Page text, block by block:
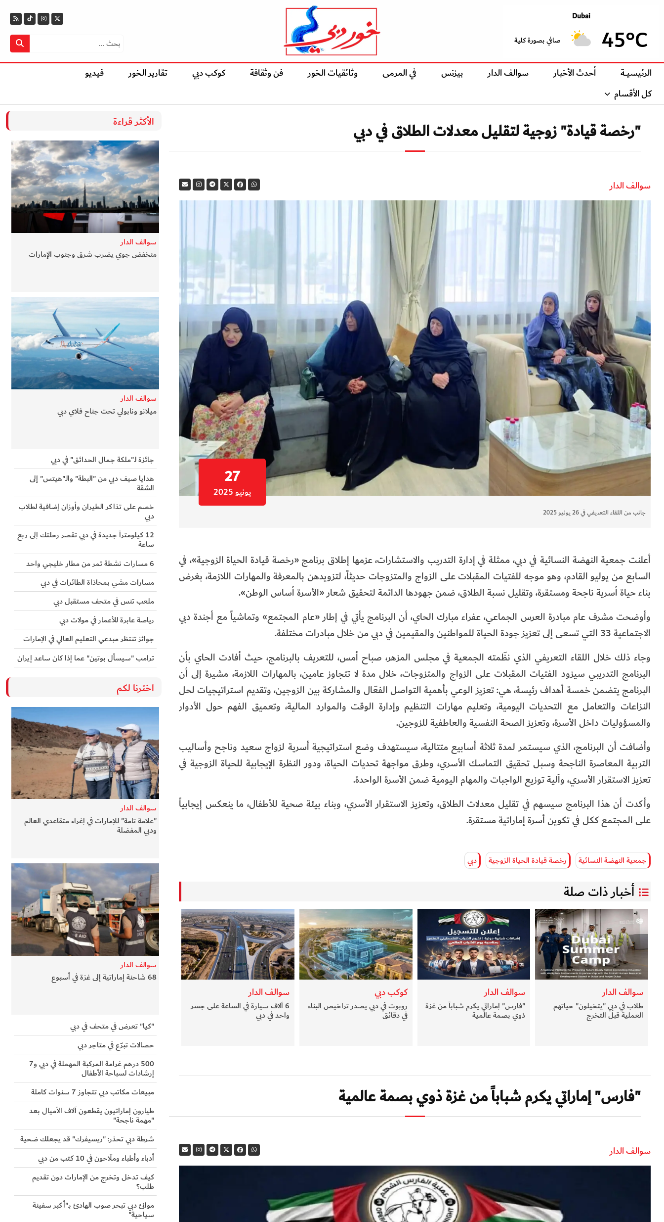
Dubai
45°C صافي بصورة كلية
الرئيسيــة أحدث الأخبار سوالف الدار بيزنس في المرمى وثائقيات الخور فن وثقافة كوكب دبي تقارير الخور
فيديو
كل الأقسام
"رخصة قيادة" زوجية لتقليل معدلات الطلاق في دبي
سوالف الدار
27
يونيو 2025
جانب من اللقاء التعريفي في 26 يونيو 2025
أعلنت جمعية النهضة النسائية في دبي، ممثلة في إدارة التدريب والاستشارات، عزمها إطلاق برنامج «رخصة قيادة الحياة الزوجية»، في
السابع من يوليو القادم، وهو موجه للفتيات المقبلات على الزواج والمتزوجات حديثاً، لتزويدهن بالمعرفة والمهارات اللازمة، بغرض
بناء حياة أسرية ناجحة ومستقرة، وتقليل نسبة الطلاق، ضمن جهودها الدائمة لتحقيق شعار «الأسرة أساس الوطن».
وأوضحت مشرف عام مبادرة العرس الجماعي، عفراء مبارك الحاي، أن البرنامج يأتي في إطار «عام المجتمع» وتماشياً مع أجندة دبي
الاجتماعية 33 التي تسعى إلى تعزيز جودة الحياة للمواطنين والمقيمين في دبي من خلال مبادرات مختلفة.
وجاء ذلك خلال اللقاء التعريفي الذي نظّمته الجمعية في مجلس المزهر، صباح أمس، للتعريف بالبرنامج، حيث أفادت الحاي بأن
البرنامج التدريبي سيزود الفتيات المقبلات على الزواج والمتزوجات، خلال مدة لا تتجاوز عامين، بالمهارات اللازمة، مشيرة إلى أن
البرنامج يتضمن خمسة أهداف رئيسة، هي: تعزيز الوعي بأهمية التواصل الفعّال والمشاركة بين الزوجين، وتقديم استراتيجيات لحل
النزاعات والتعامل مع التحديات اليومية، وتعليم مهارات التنظيم وإدارة الوقت والموارد المالية، وتعميق الفهم حول الأدوار
والمسؤوليات داخل الأسرة، وتعزيز الصحة النفسية والعاطفية للزوجين.
وأضافت أن البرنامج، الذي سيستمر لمدة ثلاثة أسابيع متتالية، سيستهدف وضع استراتيجية أسرية لزواج سعيد وناجح وأساليب
التربية المعاصرة الناجحة وسبل تحقيق التماسك الأسري، وطرق مواجهة تحديات الحياة، ودور النظرة الإيجابية للحياة الزوجية في
تعزيز الاستقرار الأسري، وآلية توزيع الواجبات والمهام اليومية ضمن الأسرة الواحدة.
وأكدت أن هذا البرنامج سيسهم في تقليل معدلات الطلاق، وتعزيز الاستقرار الأسري، وبناء بيئة صحية للأطفال، ما ينعكس إيجابياً
على المجتمع ككل في تكوين أسرة إماراتية مستقرة.
جمعية النهضة النسائية رخصة قيادة الحياة الزوجية دبي
أخبار ذات صلة
سوالف الدار
طلاب في دبي "يتخيلون" حياتهم
العملية قبل التخرج
سوالف الدار
"فارس" إماراتي يكرم شباباً من غزة
ذوي بصمة عالمية
كوكب دبي
روبوت في دبي يصدر تراخيص البناء
في دقائق
سوالف الدار
6 آلاف سيارة في الساعة على جسر
واحد في دبي
"فارس" إماراتي يكرم شباباً من غزة ذوي بصمة عالمية
سوالف الدار
الأكثر قراءة
سوالف الدار
منخفض جوي يضرب شرق وجنوب الإمارات
سوالف الدار
ميلانو ونابولي تحت جناح فلاي دبي
جائزة لـ"ملكة جمال الحدائق" في دبي
هدايا صيف دبي من "البطة" والـ"هيتس" إلى
الشقة
خصم على تذاكر الطيران وأوزان إضافية لطلاب
دبي
12 كيلومتراً جديدة في دبي تقصر رحلتك إلى ربع
ساعة
6 مسارات نشطة تمر من مطار خليجي واحد
مسارات مشي بمحاذاة الطائرات في دبي
ملعب تنس في متحف مستقبل دبي
رياصة عابرة للأعمار في مولات دبي
جوائز تنتظر مبدعي التعليم العالي في الإمارات
ترامب "سيسأل بوتين" عما إذا كان ساعد إيران
اخترنا لكم
سوالف الدار
"علامة تامة" للإمارات في إغراء متقاعدي العالم
ودبي المفضلة
سوالف الدار
68 شاحنة إماراتية إلى غزة في أسبوع
"كيا" تعرض في متحف في دبي
حصالات تبرّع في متاجر دبي
500 درهم غرامة المركبة المهملة في دبي و7
إرشادات لسباحة الأطفال
مبيعات مكاتب دبي تتجاوز 7 سنوات كاملة
طيارون إماراتيون يقطعون آلاف الأميال بعد
"مهمة ناجحة"
شرطة دبي تحذر: "ريسيفرك" قد يجعلك ضحية
أدباء وأطباء وملّاحون في 10 كتب من دبي
كيف تدخل وتخرج من الإمارات دون تقديم
طلب؟
موانئ دبي تبحر صوب الهادئ بـ"أكبر سفينة
سياحية"